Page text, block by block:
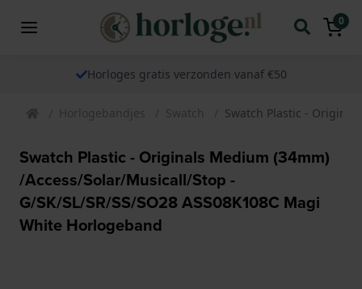
0
Horloges gratis verzonden vanaf €50
Horlogebandjes Swatch Swatch Plastic -
Swatch Plastic - Originals Medium (34mm)
/Access/Solar/Musicall/Stop -
G/SK/SL/SR/SS/SO28 ASS08K108C Magi
White Horlogeband